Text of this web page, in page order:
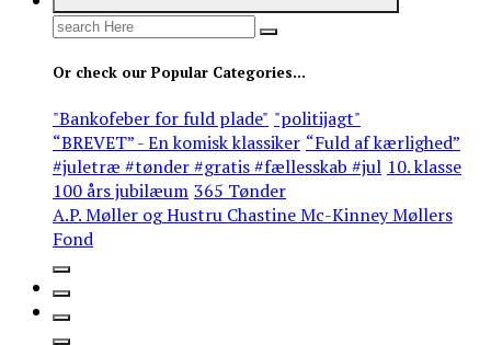
Search
Or check our Popular Categories...
"Bankofeber for fuld plade" "politijagt"
“BREVET” - En komisk klassiker “Fuld af kærlighed”
#juletræ #tønder #gratis #fællesskab #jul 10. klasse
100 års jubilæum 365 Tønder
A.P. Møller og Hustru Chastine Mc-Kinney Møllers
Fond